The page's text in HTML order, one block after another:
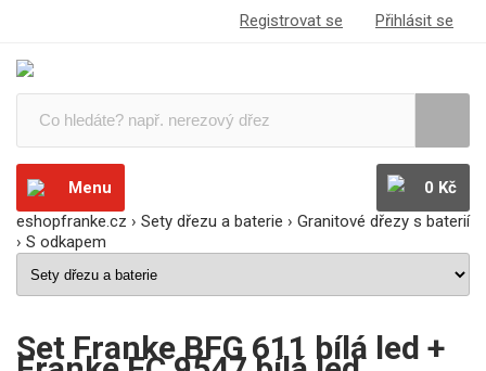
Registrovat se Přihlásit se
Menu
0 Kč
eshopfranke.cz › Sety dřezu a baterie › Granitové dřezy s baterií
› S odkapem
Set Franke BFG 611 bílá led +